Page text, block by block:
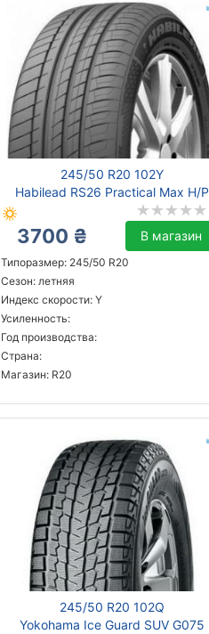
245/50 R20 102Y
Habilead RS26 Practical Max H/P
3700 ₴ В магазин
Типоразмер: 245/50 R20
Сезон: летняя
Индекс скорости: Y
Усиленность:
Год производства:
Страна:
Магазин: R20
245/50 R20 102Q
Yokohama Ice Guard SUV G075